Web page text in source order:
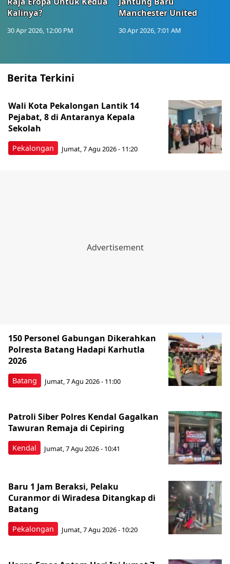
Kalinya?
30 Apr 2026, 12:00 PM
Manchester United
30 Apr 2026, 7:01 AM
Berita Terkini
Pekalongan
Wali Kota Pekalongan Lantik 14
Pejabat, 8 di Antaranya Kepala
Sekolah
Jumat, 7 Agu 2026 - 11:20
Batang
150 Personel Gabungan Dikerahkan
Polresta Batang Hadapi Karhutla
2026
Jumat, 7 Agu 2026 - 11:00
Kendal
Patroli Siber Polres Kendal Gagalkan
Tawuran Remaja di Cepiring
Jumat, 7 Agu 2026 - 10:41
Pekalongan
Baru 1 Jam Beraksi, Pelaku
Curanmor di Wiradesa Ditangkap di
Batang
Jumat, 7 Agu 2026 - 10:20